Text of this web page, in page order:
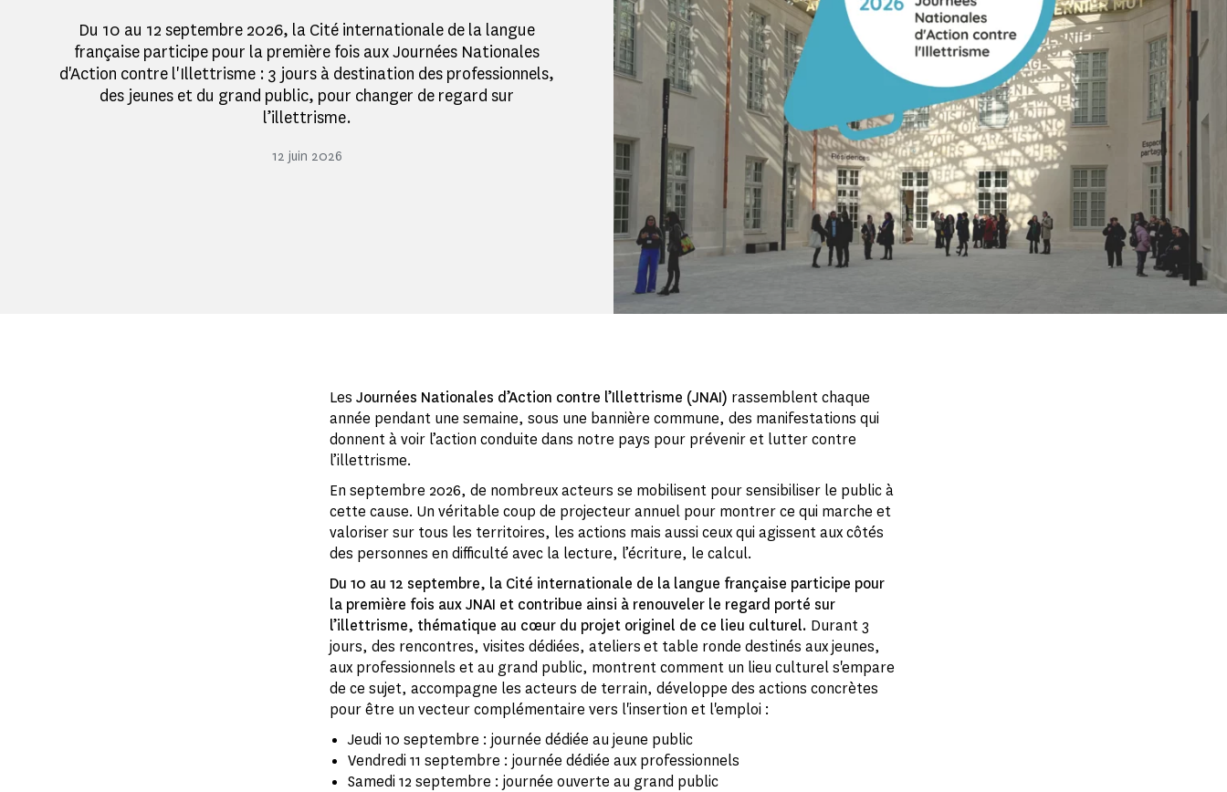
Du 10 au 12 septembre 2026, la Cité internationale de la langue
française participe pour la première fois aux Journées Nationales
d'Action contre l'Illettrisme : 3 jours à destination des professionnels,
des jeunes et du grand public, pour changer de regard sur
l’illettrisme.
12 juin 2026
Les Journées Nationales d’Action contre l’Illettrisme (JNAI) rassemblent chaque
année pendant une semaine, sous une bannière commune, des manifestations qui
donnent à voir l’action conduite dans notre pays pour prévenir et lutter contre
l’illettrisme.
En septembre 2026, de nombreux acteurs se mobilisent pour sensibiliser le public à
cette cause. Un véritable coup de projecteur annuel pour montrer ce qui marche et
valoriser sur tous les territoires, les actions mais aussi ceux qui agissent aux côtés
des personnes en difficulté avec la lecture, l’écriture, le calcul.
Du 10 au 12 septembre, la Cité internationale de la langue française participe pour
la première fois aux JNAI et contribue ainsi à renouveler le regard porté sur
l’illettrisme, thématique au cœur du projet originel de ce lieu culturel. Durant 3
jours, des rencontres, visites dédiées, ateliers et table ronde destinés aux jeunes,
aux professionnels et au grand public, montrent comment un lieu culturel s'empare
de ce sujet, accompagne les acteurs de terrain, développe des actions concrètes
pour être un vecteur complémentaire vers l'insertion et l'emploi :
Jeudi 10 septembre : journée dédiée au jeune public
Vendredi 11 septembre : journée dédiée aux professionnels
Samedi 12 septembre : journée ouverte au grand public